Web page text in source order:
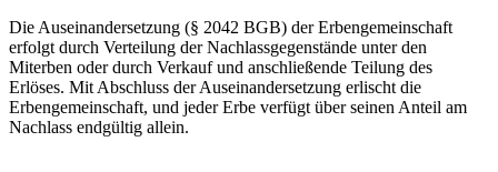
Die Auseinandersetzung (§ 2042 BGB) der Erbengemeinschaft
erfolgt durch Verteilung der Nachlassgegenstände unter den
Miterben oder durch Verkauf und anschließende Teilung des
Erlöses. Mit Abschluss der Auseinandersetzung erlischt die
Erbengemeinschaft, und jeder Erbe verfügt über seinen Anteil am
Nachlass endgültig allein.